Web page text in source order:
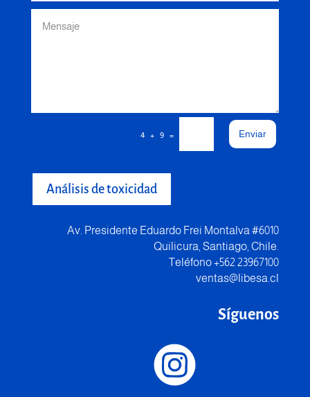
4 + 9 = Enviar
Análisis de toxicidad
Av. Presidente Eduardo Frei Montalva #6010
Quilicura, Santiago, Chile.
Teléfono +562 23967100
ventas@libesa.cl
Síguenos